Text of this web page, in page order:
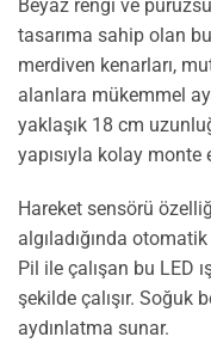
Beyaz rengi ve
tasarıma sahip olan
merdiven kenarları,
alanlara mükemmel
yaklaşık 18 cm
yapısıyla kolay monte
Hareket sensörü
algıladığında
Pil ile çalışan bu LED
şekilde çalışır. Soğuk
aydınlatma sunar.